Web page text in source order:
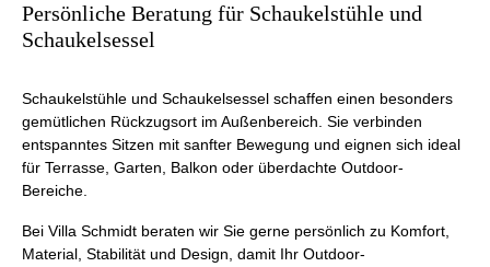
Persönliche Beratung für Schaukelstühle und
Schaukelsessel
Schaukelstühle und Schaukelsessel schaffen einen besonders
gemütlichen Rückzugsort im Außenbereich. Sie verbinden
entspanntes Sitzen mit sanfter Bewegung und eignen sich ideal
für Terrasse, Garten, Balkon oder überdachte Outdoor-
Bereiche.
Bei Villa Schmidt beraten wir Sie gerne persönlich zu Komfort,
Material, Stabilität und Design, damit Ihr Outdoor-